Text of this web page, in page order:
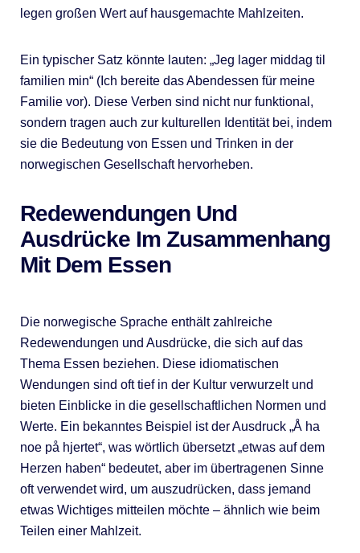
legen großen Wert auf hausgemachte Mahlzeiten.
Ein typischer Satz könnte lauten: „Jeg lager middag til
familien min“ (Ich bereite das Abendessen für meine
Familie vor). Diese Verben sind nicht nur funktional,
sondern tragen auch zur kulturellen Identität bei, indem
sie die Bedeutung von Essen und Trinken in der
norwegischen Gesellschaft hervorheben.
Redewendungen Und
Ausdrücke Im Zusammenhang
Mit Dem Essen
Die norwegische Sprache enthält zahlreiche
Redewendungen und Ausdrücke, die sich auf das
Thema Essen beziehen. Diese idiomatischen
Wendungen sind oft tief in der Kultur verwurzelt und
bieten Einblicke in die gesellschaftlichen Normen und
Werte. Ein bekanntes Beispiel ist der Ausdruck „Å ha
noe på hjertet“, was wörtlich übersetzt „etwas auf dem
Herzen haben“ bedeutet, aber im übertragenen Sinne
oft verwendet wird, um auszudrücken, dass jemand
etwas Wichtiges mitteilen möchte – ähnlich wie beim
Teilen einer Mahlzeit.